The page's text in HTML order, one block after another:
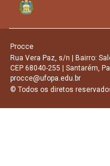
Procce
Rua Vera Paz, s/n | Bairro:
CEP 68040-255 | Santarém,
procce@ufopa.edu.br
© Todos os diretos